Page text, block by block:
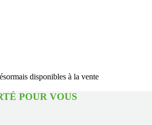
disponibles à la vente
POUR VOUS